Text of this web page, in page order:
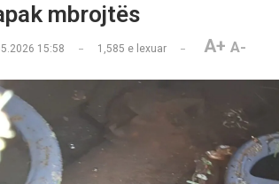
mbrojtës
15:58 1,585 e lexuar A+ A-